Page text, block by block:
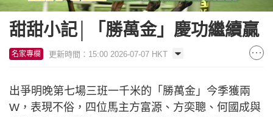
甜甜小記│「勝萬金」慶功繼續贏
名家專欄 更新時間：15:00 2026-07-07 HKT
出爭明晚第七場三班一千米的「勝萬金」今季獲兩
W，表現不俗，四位馬主方富源、方奕聰、何國成與